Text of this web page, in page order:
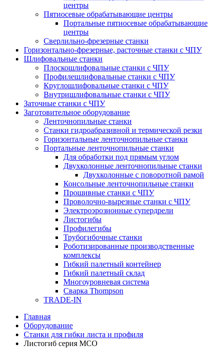
центры
Пятиосевые обрабатывающие центры
Портальные пятиосевые обрабатывающие
центры
Сверлильно-фрезерные станки
Горизонтально-фрезерные, расточные станки с ЧПУ
Шлифовальные станки
Плоскошлифовальные станки с ЧПУ
Профилешлифовальные станки с ЧПУ
Круглошлифовальные станки с ЧПУ
Внутришлифовальные станки с ЧПУ
Заточные станки с ЧПУ
Заготовительное оборудование
Ленточнопильные станки
Станки гидроабразивной и термической резки
Горизонтальные ленточнопильные станки
Портальные ленточнопильные станки
Для обработки под прямым углом
Двухколонные ленточнопильные станки
Двухколонные с поворотной рамой
Консольные ленточнопильные станки
Прошивные станки с ЧПУ
Проволочно-вырезные станки с ЧПУ
Электроэрозионные супердрели
Листогибы
Профилегибы
Трубогибочные станки
Роботизированные производственные
комплексы
Гибкий палетный контейнер
Гибкий палетный склад
Многоуровневая система
Сварка Thompson
TRADE-IN
Главная
Оборудование
Станки для гибки листа и профиля
Листогиб серия МСО